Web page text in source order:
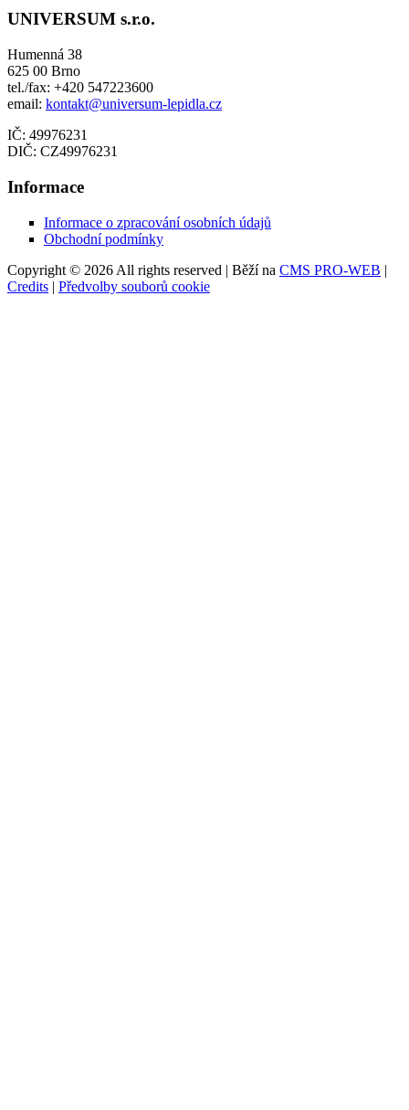
UNIVERSUM s.r.o.
Humenná 38
625 00 Brno
tel./fax: +420 547223600
email: kontakt@universum-lepidla.cz
IČ: 49976231
DIČ: CZ49976231
Informace
Informace o zpracování osobních údajů
Obchodní podmínky
Copyright © 2026 All rights reserved | Běží na CMS PRO-WEB |
Credits | Předvolby souborů cookie